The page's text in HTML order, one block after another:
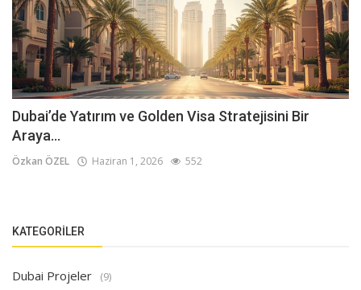
Dubai’de Yatırım ve Golden Visa Stratejisini Bir
Araya...
Özkan ÖZEL Haziran 1, 2026 552
KATEGORILER
Dubai Projeler (9)